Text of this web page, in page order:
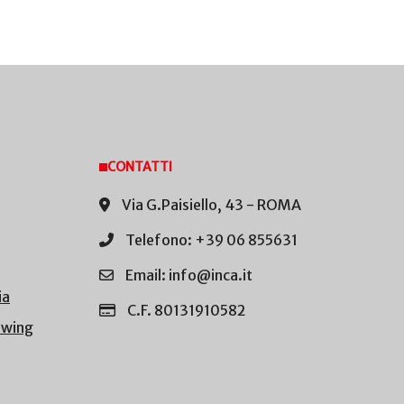
CONTATTI
Via G.Paisiello, 43 - ROMA
Telefono: +39 06 855631
Email: info@inca.it
C.F. 80131910582